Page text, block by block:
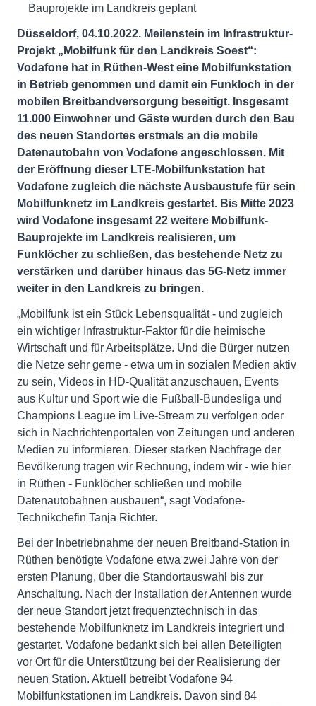
Bauprojekte im Landkreis geplant
Düsseldorf, 04.10.2022. Meilenstein im Infrastruktur-
Projekt „Mobilfunk für den Landkreis Soest“:
Vodafone hat in Rüthen-West eine Mobilfunkstation
in Betrieb genommen und damit ein Funkloch in der
mobilen Breitbandversorgung beseitigt. Insgesamt
11.000 Einwohner und Gäste wurden durch den Bau
des neuen Standortes erstmals an die mobile
Datenautobahn von Vodafone angeschlossen. Mit
der Eröffnung dieser LTE-Mobilfunkstation hat
Vodafone zugleich die nächste Ausbaustufe für sein
Mobilfunknetz im Landkreis gestartet. Bis Mitte 2023
wird Vodafone insgesamt 22 weitere Mobilfunk-
Bauprojekte im Landkreis realisieren, um
Funklöcher zu schließen, das bestehende Netz zu
verstärken und darüber hinaus das 5G-Netz immer
weiter in den Landkreis zu bringen.
„Mobilfunk ist ein Stück Lebensqualität - und zugleich
ein wichtiger Infrastruktur-Faktor für die heimische
Wirtschaft und für Arbeitsplätze. Und die Bürger nutzen
die Netze sehr gerne - etwa um in sozialen Medien aktiv
zu sein, Videos in HD-Qualität anzuschauen, Events
aus Kultur und Sport wie die Fußball-Bundesliga und
Champions League im Live-Stream zu verfolgen oder
sich in Nachrichtenportalen von Zeitungen und anderen
Medien zu informieren. Dieser starken Nachfrage der
Bevölkerung tragen wir Rechnung, indem wir - wie hier
in Rüthen - Funklöcher schließen und mobile
Datenautobahnen ausbauen“, sagt Vodafone-
Technikchefin Tanja Richter.
Bei der Inbetriebnahme der neuen Breitband-Station in
Rüthen benötigte Vodafone etwa zwei Jahre von der
ersten Planung, über die Standortauswahl bis zur
Anschaltung. Nach der Installation der Antennen wurde
der neue Standort jetzt frequenztechnisch in das
bestehende Mobilfunknetz im Landkreis integriert und
gestartet. Vodafone bedankt sich bei allen Beteiligten
vor Ort für die Unterstützung bei der Realisierung der
neuen Station. Aktuell betreibt Vodafone 94
Mobilfunkstationen im Landkreis. Davon sind 84